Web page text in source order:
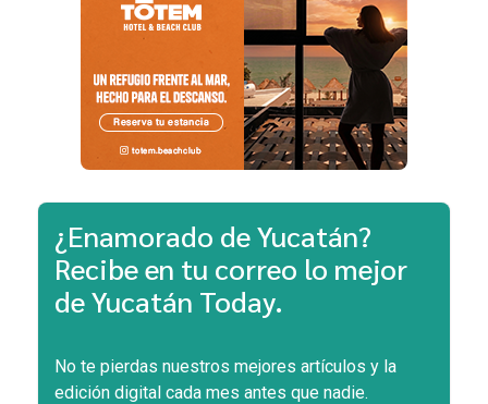
¿Enamorado de Yucatán?
Recibe en tu correo lo mejor
de Yucatán Today.
No te pierdas nuestros mejores artículos y la
edición digital cada mes antes que nadie.